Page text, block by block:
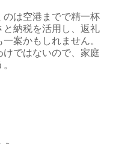
は空港までで精一杯
と納税を活用し、返礼
案かもしれません。
ではないので、家庭